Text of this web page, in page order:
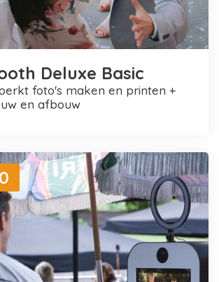
Deluxe Basic
en afbouw